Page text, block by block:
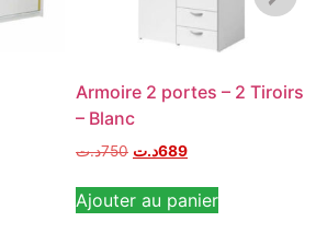
Armoire 2 portes – 2 Tiroirs
– Blanc
750د.ت 689د.ت
Ajouter au panier